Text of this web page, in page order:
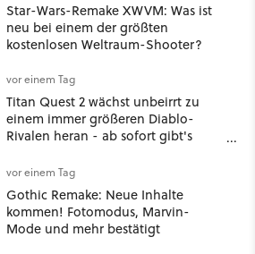
Star-Wars-Remake XWVM: Was ist
neu bei einem der größten
kostenlosen Weltraum-Shooter?
vor einem Tag
Titan Quest 2 wächst unbeirrt zu
einem immer größeren Diablo-
Rivalen heran - ab sofort gibt's
Klasse
vor einem Tag
Gothic Remake: Neue Inhalte
kommen! Fotomodus, Marvin-
Mode und mehr bestätigt